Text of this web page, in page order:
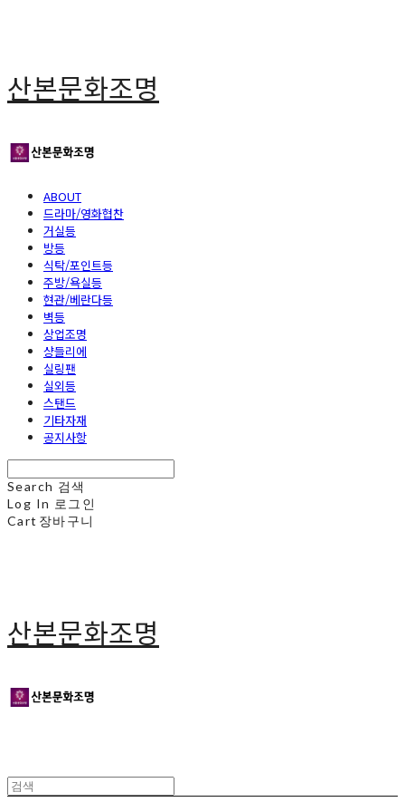
산본문화조명
ABOUT
드라마/영화협찬
거실등
방등
식탁/포인트등
주방/욕실등
현관/베란다등
벽등
상업조명
샹들리에
실링팬
실외등
스탠드
기타자재
공지사항
Search 검색
Log In 로그인
Cart 장바구니
산본문화조명